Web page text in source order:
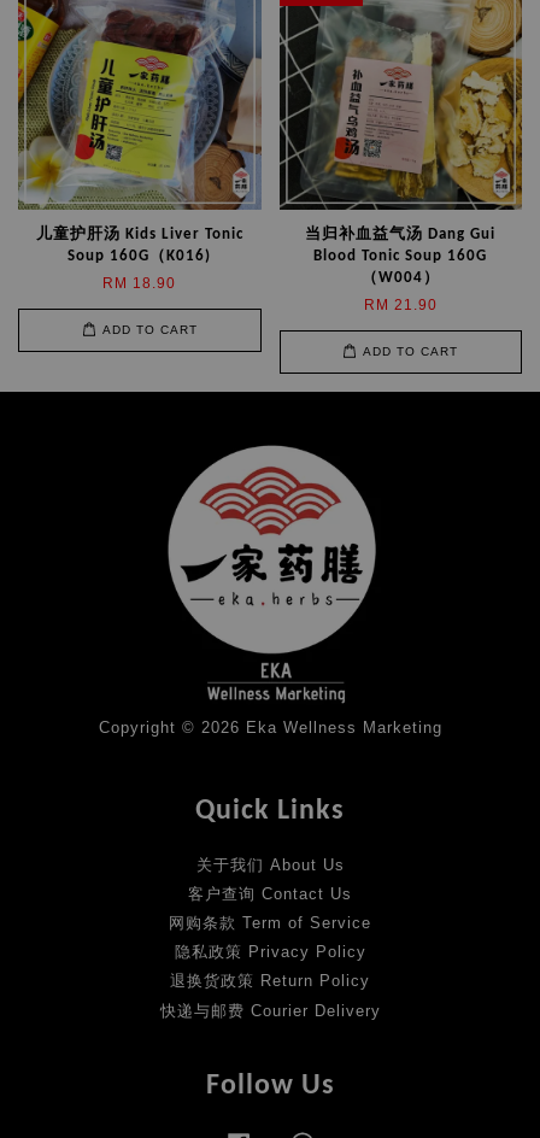
儿童护肝汤 Kids Liver Tonic
Soup 160G（K016)
RM 18.90
ADD TO CART
当归补血益气汤 Dang Gui
Blood Tonic Soup 160G
（W004）
RM 21.90
ADD TO CART
Copyright © 2026 Eka Wellness Marketing
Quick Links
关于我们 About Us
客户查询 Contact Us
网购条款 Term of Service
隐私政策 Privacy Policy
退换货政策 Return Policy
快递与邮费 Courier Delivery
Follow Us